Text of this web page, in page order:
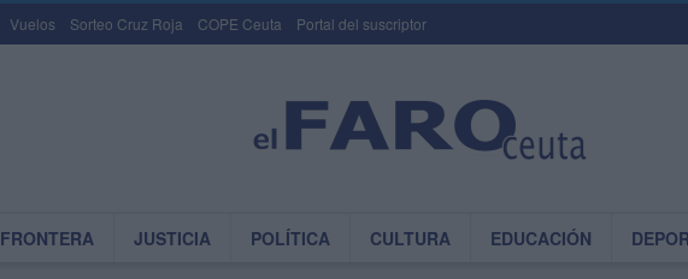
Vuelos Sorteo Cruz Roja COPE Ceuta Portal del suscriptor
FRONTERA JUSTICIA POLÍTICA CULTURA EDUCACIÓN